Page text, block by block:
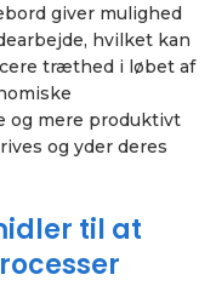
giver mulighed
hvilket kan
træthed i løbet af
og mere produktivt
og yder deres
til at